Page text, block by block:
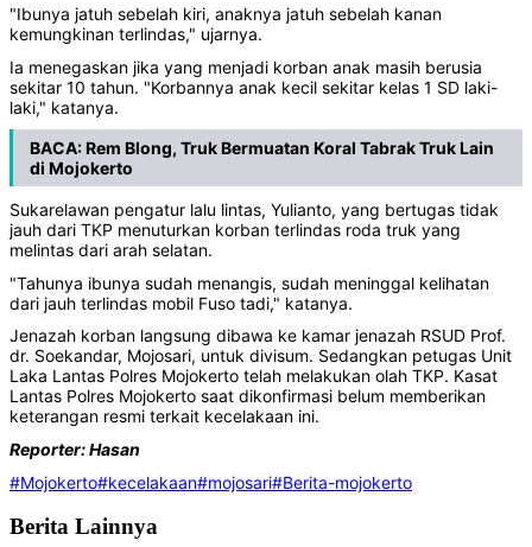
"Ibunya jatuh sebelah kiri, anaknya jatuh sebelah kanan
kemungkinan terlindas," ujarnya.
Ia menegaskan jika yang menjadi korban anak masih berusia
sekitar 10 tahun. "Korbannya anak kecil sekitar kelas 1 SD laki-
laki," katanya.
BACA:Rem Blong, Truk Bermuatan Koral Tabrak Truk Lain
di Mojokerto
Sukarelawan pengatur lalu lintas, Yulianto, yang bertugas tidak
jauh dari TKP menuturkan korban terlindas roda truk yang
melintas dari arah selatan.
"Tahunya ibunya sudah menangis, sudah meninggal kelihatan
dari jauh terlindas mobil Fuso tadi," katanya.
Jenazah korban langsung dibawa ke kamar jenazah RSUD Prof.
dr. Soekandar, Mojosari, untuk divisum. Sedangkan petugas Unit
Laka Lantas Polres Mojokerto telah melakukan olah TKP. Kasat
Lantas Polres Mojokerto saat dikonfirmasi belum memberikan
keterangan resmi terkait kecelakaan ini.
Reporter: Hasan
#Mojokerto#kecelakaan#mojosari#Berita-mojokerto
Berita Lainnya